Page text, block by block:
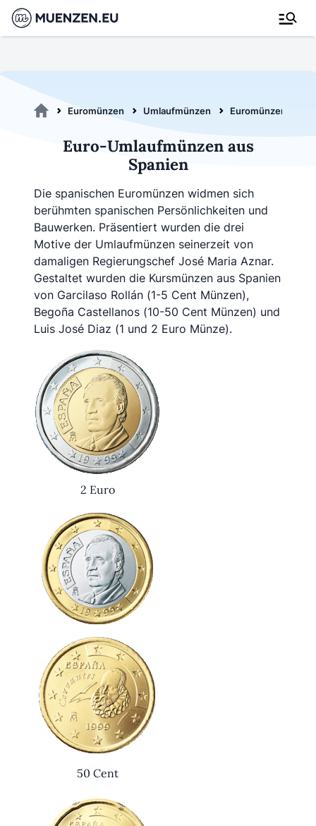
Euromünzen Umlaufmünzen Euromünzen aus
Euro-Umlaufmünzen aus
Spanien
Die spanischen Euromünzen widmen sich
berühmten spanischen Persönlichkeiten und
Bauwerken. Präsentiert wurden die drei
Motive der Umlaufmünzen seinerzeit von
damaligen Regierungschef José Maria Aznar.
Gestaltet wurden die Kursmünzen aus Spanien
von Garcilaso Rollán (1-5 Cent Münzen),
Begoña Castellanos (10-50 Cent Münzen) und
Luis José Diaz (1 und 2 Euro Münze).
2 Euro
50 Cent